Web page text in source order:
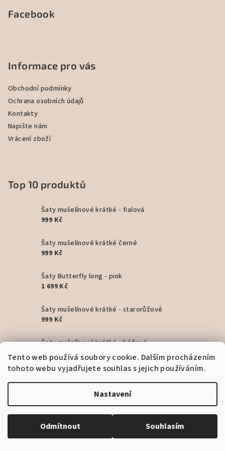
Tento web používá soubory cookie. Dalším procházením
tohoto webu vyjadřujete souhlas s jejich používáním.
Nastavení
Odmítnout Souhlasím
Facebook
Informace pro vás
Obchodní podmínky
Ochrana osobních údajů
Kontakty
Napište nám
Vrácení zboží
Top 10 produktů
Šaty mušelínové krátké - fialová
999 Kč
Šaty mušelínové krátké černé
999 Kč
Šaty Butterfly long - pink
1 699 Kč
Šaty mušelínové krátké - starorůžové
999 Kč
Šaty mušelínové krátké - béžové
999 Kč
1 999 Kč
Šaty Artemis dlouhé - Beige